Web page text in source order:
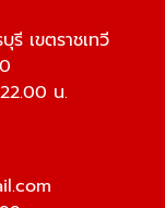
เขตราชเทวี
น.